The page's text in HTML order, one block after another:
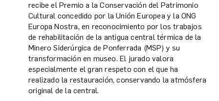
recibe el Premio a la Conservación del Patrimonio
Cultural concedido por la Unión Europea y la ONG
Europa Nostra, en reconocimiento por los trabajos
de rehabilitación de la antigua central térmica de la
Minero Siderúrgica de Ponferrada (MSP) y su
transformación en museo. El jurado valora
especialmente el gran respeto con el que ha
realizado la restauración, conservando la atmósfera
original de la central.